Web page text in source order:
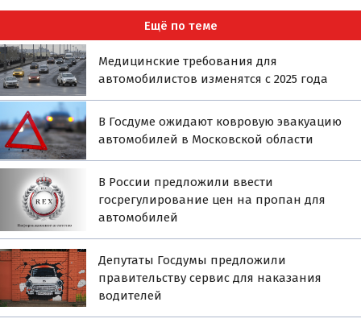
Ещё по теме
Медицинские требования для
автомобилистов изменятся с 2025 года
В Госдуме ожидают ковровую эвакуацию
автомобилей в Московской области
В России предложили ввести
госрегулирование цен на пропан для
автомобилей
Депутаты Госдумы предложили
правительству сервис для наказания
водителей